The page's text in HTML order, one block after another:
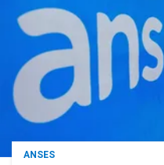
ANSES